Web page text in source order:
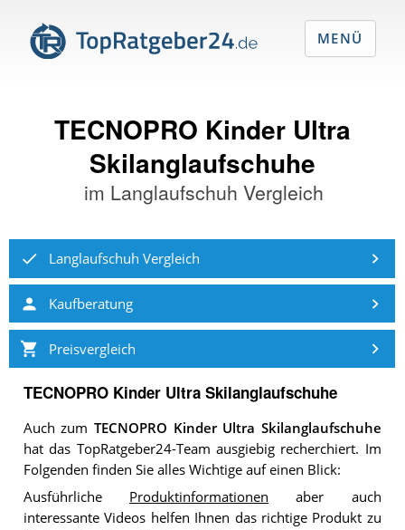
TECNOPRO Kinder Ultra
Skilanglaufschuhe
im Langlaufschuh Vergleich
Langlaufschuh Vergleich
Kaufberatung
Preisvergleich
TECNOPRO Kinder Ultra Skilanglaufschuhe
Auch zum TECNOPRO Kinder Ultra Skilanglaufschuhe
hat das TopRatgeber24-Team ausgiebig recherchiert. Im
Folgenden finden Sie alles Wichtige auf einen Blick:
Ausführliche Produktinformationen aber auch
interessante Videos helfen Ihnen das richtige Produkt zu
MENÜ